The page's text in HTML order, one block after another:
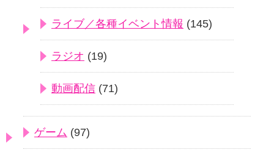
ライブ／各種イベント情報 (145)
ラジオ (19)
動画配信 (71)
ゲーム (97)